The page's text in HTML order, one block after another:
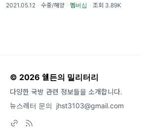
이다. 선측배열센서(Flank Array) 등을 포함해
2021.05.12 · 수중/해양 · 멤버십 · 조회 3.89K
© 2026 쉘든의 밀리터리
다양한 국방 관련 정보들을 소개합니다.
뉴스레터 문의
jhst3103@gmail.com